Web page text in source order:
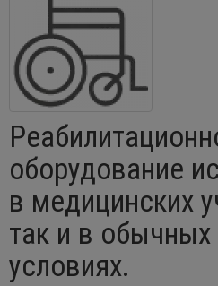
оборудование
в медицинских
так и в
условиях.